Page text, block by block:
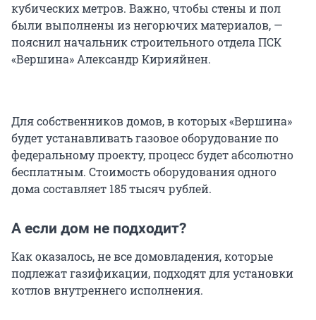
кубических метров. Важно, чтобы стены и пол
были выполнены из негорючих материалов, —
пояснил начальник строительного отдела ПСК
«Вершина» Александр Кирияйнен.
Для собственников домов, в которых «Вершина»
будет устанавливать газовое оборудование по
федеральному проекту, процесс будет абсолютно
бесплатным. Стоимость оборудования одного
дома составляет 185 тысяч рублей.
А если дом не подходит?
Как оказалось, не все домовладения, которые
подлежат газификации, подходят для установки
котлов внутреннего исполнения.